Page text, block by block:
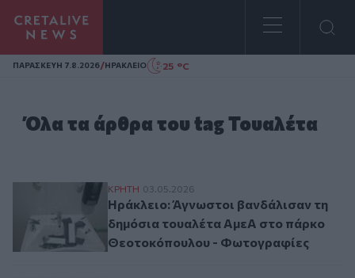
Homepage
ΠΑΡΑΣΚΕΥΗ 7.8.2026/ΗΡΑΚΛΕΙΟ 25 °C
Όλα τα άρθρα του tag Τουαλέτα
Ηράκλειο: Άγνωστοι βανδάλισαν τη
ΚΡΗΤΗ 03.05.2026
Ηράκλειο: Άγνωστοι βανδάλισαν τη
δημόσια τουαλέτα ΑμεΑ στο πάρκο
Θεοτοκόπουλου - Φωτογραφίες